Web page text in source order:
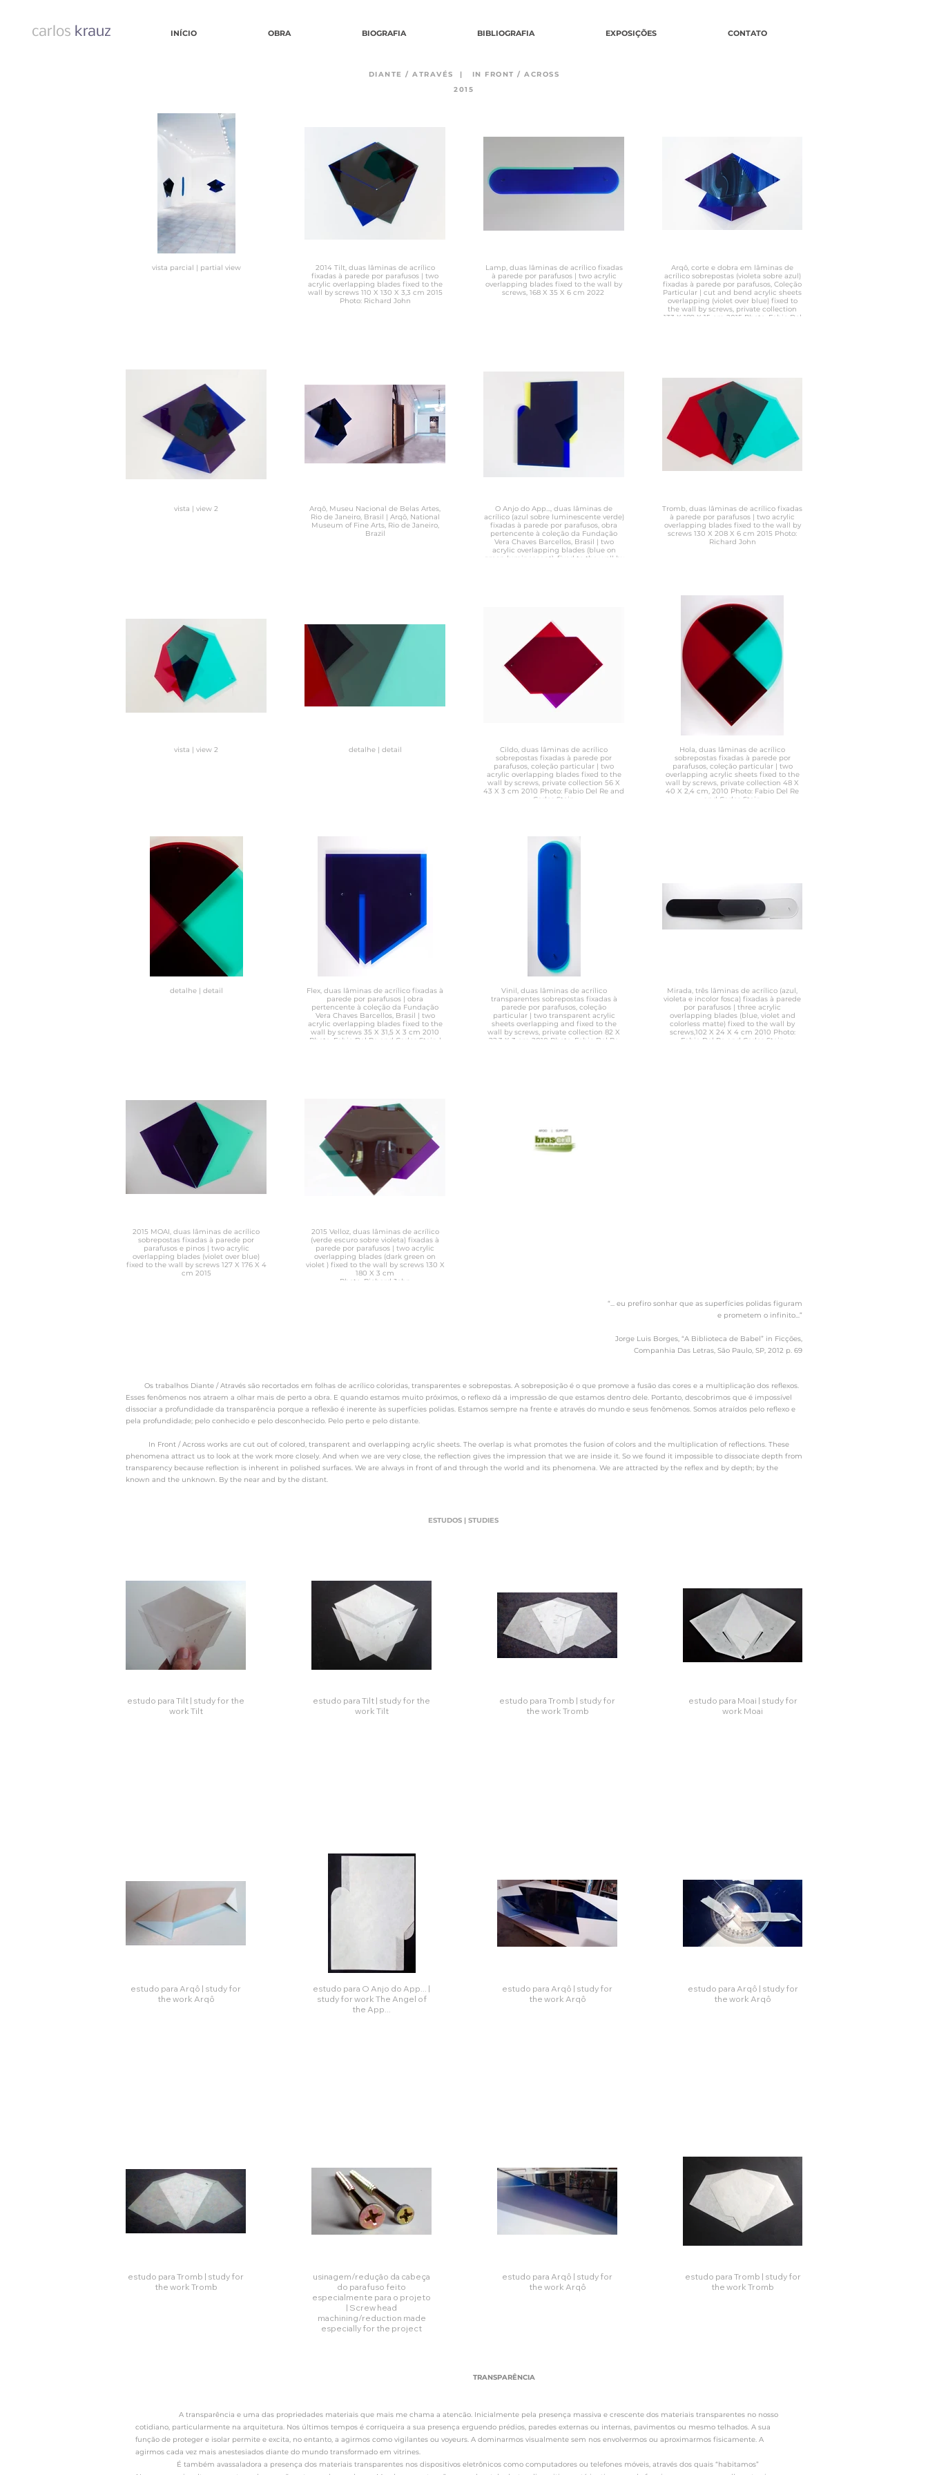
carlos krauz INÍCIO OBRA BIOGRAFIA BIBLIOGRAFIA EXPOSIÇÕES CONTATO
DIANTE / ATRAVÉS | IN FRONT / ACROSS
2015
vista parcial | partial view
2014 Tilt, duas lâminas de acrílico
fixadas à parede por parafusos | two
acrylic overlapping blades fixed to the
wall by screws 110 X 130 X 3,3 cm 2015
Photo: Richard John
Lamp, duas lâminas de acrílico fixadas
à parede por parafusos | two acrylic
overlapping blades fixed to the wall by
screws, 168 X 35 X 6 cm 2022
Arqô, corte e dobra em lâminas de
acrílico sobrepostas (violeta sobre azul)
fixadas à parede por parafusos, Coleção
Particular | cut and bend acrylic sheets
overlapping (violet over blue) fixed to
the wall by screws, private collection
133 X 189 X 15 cm 2015 Photo: Fabio Del
vista | view 2
Arqô, Museu Nacional de Belas Artes,
Rio de Janeiro, Brasil | Arqô, National
Museum of Fine Arts, Rio de Janeiro,
Brazil
O Anjo do App..., duas lâminas de
acrílico (azul sobre luminescente verde)
fixadas à parede por parafusos, obra
pertencente à coleção da Fundação
Vera Chaves Barcellos, Brasil | two
acrylic overlapping blades (blue on
green luminescent), fixed to the wall by
Tromb, duas lâminas de acrílico fixadas
à parede por parafusos | two acrylic
overlapping blades fixed to the wall by
screws 130 X 208 X 6 cm 2015 Photo:
Richard John
vista | view 2 detalhe | detail
Cildo, duas lâminas de acrílico
sobrepostas fixadas à parede por
parafusos, coleção particular | two
acrylic overlapping blades fixed to the
wall by screws, private collection 56 X
43 X 3 cm 2010 Photo: Fabio Del Re and
Carlos Stein
Hola, duas lâminas de acrílico
sobrepostas fixadas à parede por
parafusos, coleção particular | two
overlapping acrylic sheets fixed to the
wall by screws, private collection 48 X
40 X 2,4 cm, 2010 Photo: Fabio Del Re
and Carlos Stein
detalhe | detail
Flex, duas lâminas de acrílico fixadas à
parede por parafusos | obra
pertencente à coleção da Fundação
Vera Chaves Barcellos, Brasil | two
acrylic overlapping blades fixed to the
wall by screws 35 X 31,5 X 3 cm 2010
Photo: Fabio Del Re and Carlos Stein |
Vinil, duas lâminas de acrílico
transparentes sobrepostas fixadas à
parede por parafusos, coleção
particular | two transparent acrylic
sheets overlapping and fixed to the
wall by screws, private collection 82 X
22,3 X 3 cm 2010 Photo: Fabio Del Re
Mirada, três lâminas de acrílico (azul,
violeta e incolor fosca) fixadas à parede
por parafusos | three acrylic
overlapping blades (blue, violet and
colorless matte) fixed to the wall by
screws,102 X 24 X 4 cm 2010 Photo:
Fabio Del Re and Carlos Stein
2015 MOAI, duas lâminas de acrílico
sobrepostas fixadas à parede por
parafusos e pinos | two acrylic
overlapping blades (violet over blue)
fixed to the wall by screws 127 X 176 X 4
cm 2015
2015 Velloz, duas lâminas de acrílico
(verde escuro sobre violeta) fixadas à
parede por parafusos | two acrylic
overlapping blades (dark green on
violet ) fixed to the wall by screws 130 X
180 X 3 cm
Photo: Richard John
“... eu prefiro sonhar que as superfícies polidas figuram
e prometem o infinito...”
Jorge Luis Borges, “A Biblioteca de Babel” in Ficções,
Companhia Das Letras, São Paulo, SP, 2012 p. 69
Os trabalhos Diante / Através são recortados em folhas de acrílico coloridas, transparentes e sobrepostas. A sobreposição é o que promove a fusão das cores e a multiplicação dos reflexos.
Esses fenômenos nos atraem a olhar mais de perto a obra. E quando estamos muito próximos, o reflexo dá a impressão de que estamos dentro dele. Portanto, descobrimos que é impossível
dissociar a profundidade da transparência porque a reflexão é inerente às superfícies polidas. Estamos sempre na frente e através do mundo e seus fenômenos. Somos atraídos pelo reflexo e
pela profundidade; pelo conhecido e pelo desconhecido. Pelo perto e pelo distante.
In Front / Across works are cut out of colored, transparent and overlapping acrylic sheets. The overlap is what promotes the fusion of colors and the multiplication of reflections. These
phenomena attract us to look at the work more closely. And when we are very close, the reflection gives the impression that we are inside it. So we found it impossible to dissociate depth from
transparency because reflection is inherent in polished surfaces. We are always in front of and through the world and its phenomena. We are attracted by the reflex and by depth; by the
known and the unknown. By the near and by the distant.
ESTUDOS | STUDIES
estudo para Tilt | study for the
work Tilt
estudo para Tilt | study for the
work Tilt
estudo para Tromb | study for
the work Tromb
estudo para Moai | study for
work Moai
estudo para Arqô | study for
the work Arqô
estudo para O Anjo do App... |
study for work The Angel of
the App...
estudo para Arqô | study for
the work Arqô
estudo para Arqô | study for
the work Arqô
estudo para Tromb | study for
the work Tromb
usinagem/reduçāo da cabeça
do parafuso feito
especialmente para o projeto
| Screw head
machining/reduction made
especially for the project
estudo para Arqô | study for
the work Arqô
estudo para Tromb | study for
the work Tromb
TRANSPARÊNCIA
A transparência e uma das propriedades materiais que mais me chama a atencão. Inicialmente pela presença massiva e crescente dos materiais transparentes no nosso
cotidiano, particularmente na arquitetura. Nos últimos tempos é corriqueira a sua presença erguendo prédios, paredes externas ou internas, pavimentos ou mesmo telhados. A sua
função de proteger e isolar permite e excita, no entanto, a agirmos como vigilantes ou voyeurs. A dominarmos visualmente sem nos envolvermos ou aproximarmos fisicamente. A
agirmos cada vez mais anestesiados diante do mundo transformado em vitrines.
É também avassaladora a presença dos materiais transparentes nos dispositivos eletrônicos como computadores ou telefones móveis, através dos quais “habitamos”